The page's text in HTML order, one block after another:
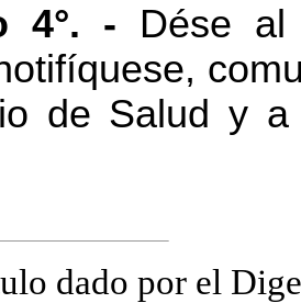
4°. - Dése al
de Salud y
dado por el